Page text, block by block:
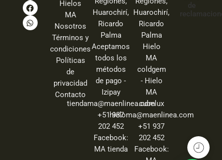
Hielos
MA
Nosotros
Términos y
condiciones
Políticas
de
privacidad
Contacto
Huarochirí,
Ricardo
Palma
Aceptamos
todos los
métodos
de pago -
Izipay
tiendama@maenlinea.com
+51 937
202 452
Facebook:
MA tienda
Huarochirí,
Ricardo
Palma
Hielo
MA
coldgem
- Hielo
MA
cubelux
hieloma@maenlinea.com
+51 937
202 452
Facebook:
de